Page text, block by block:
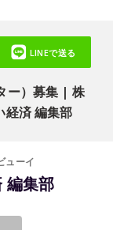
ー）募集 | 株
経済 編集部
LINEで送る
ューイ
編集部